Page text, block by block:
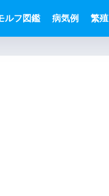
フ図鑑 病気例 繁殖